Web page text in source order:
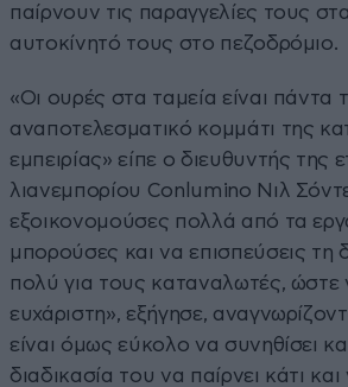
παίρνουν τις παραγγελίες τους
αυτοκίνητό τους στο πεζοδρόμιο.
«Οι ουρές στα ταμεία είναι πάντα
αναποτελεσματικό κομμάτι της
εμπειρίας» είπε ο διευθυντής της
λιανεμπορίου Conlumino Νιλ
εξοικονομούσες πολλά από τα
μπορούσες και να επισπεύσεις τη
πολύ για τους καταναλωτές, ώστε
ευχάριστη», εξήγησε,
είναι όμως εύκολο να συνηθίσει
διαδικασία του να παίρνει κάτι